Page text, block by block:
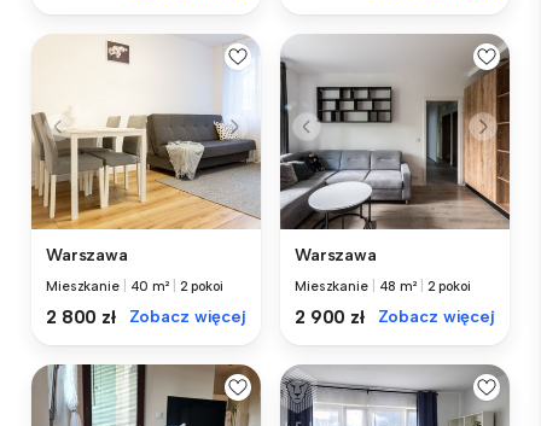
Warszawa
Mieszkanie 40 m² 2 pokoi
2 800 zł Zobacz więcej
Warszawa
Mieszkanie 48 m² 2 pokoi
2 900 zł Zobacz więcej